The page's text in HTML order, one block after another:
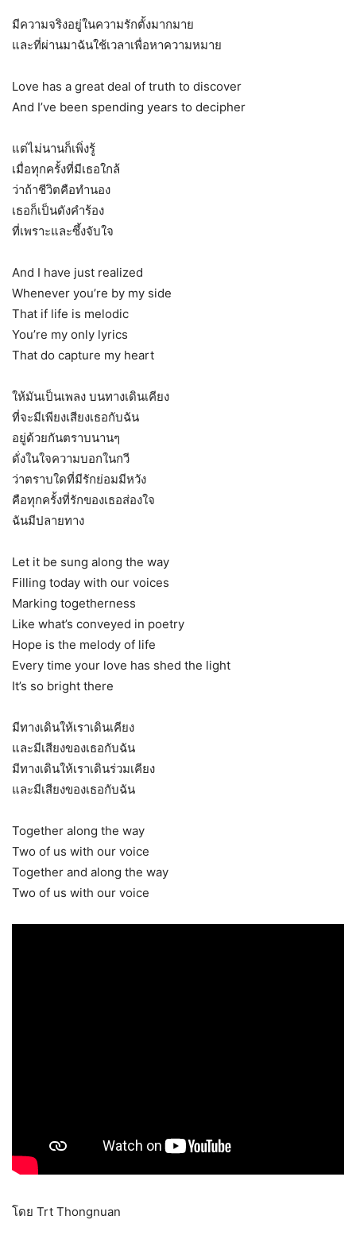
มีความจริงอยู่ในความรักตั้งมากมาย
และที่ผ่านมาฉันใช้เวลาเพื่อหาความหมาย
Love has a great deal of truth to discover
And I’ve been spending years to decipher
แต่ไม่นานก็เพิ่งรู้
เมื่อทุกครั้งที่มีเธอใกล้
ว่าถ้าชีวิตคือทำนอง
เธอก็เป็นดังคำร้อง
ที่เพราะและซึ้งจับใจ
And I have just realized
Whenever you’re by my side
That if life is melodic
You’re my only lyrics
That do capture my heart
ให้มันเป็นเพลง บนทางเดินเคียง
ที่จะมีเพียงเสียงเธอกับฉัน
อยู่ด้วยกันตราบนานๆ
ดั่งในใจความบอกในกวี
ว่าตราบใดที่มีรักย่อมมีหวัง
คือทุกครั้งที่รักของเธอส่องใจ
ฉันมีปลายทาง
Let it be sung along the way
Filling today with our voices
Marking togetherness
Like what’s conveyed in poetry
Hope is the melody of life
Every time your love has shed the light
It’s so bright there
มีทางเดินให้เราเดินเคียง
และมีเสียงของเธอกับฉัน
มีทางเดินให้เราเดินร่วมเคียง
และมีเสียงของเธอกับฉัน
Together along the way
Two of us with our voice
Together and along the way
Two of us with our voice
โดย Trt Thongnuan